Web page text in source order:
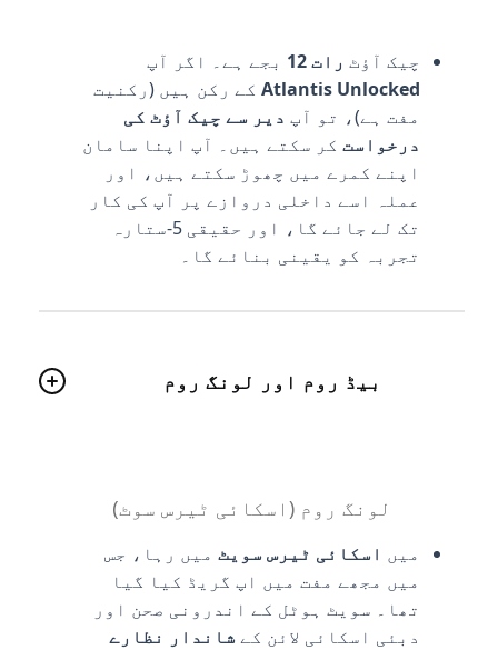
چیک آؤٹ رات 12
بجے ہے۔ اگر آپ
Atlantis Unlocked کے رکن ہیں (رکنیت
مفت ہے)، تو آپ دیر سے چیک آؤٹ کی
درخواست کر سکتے ہیں۔ آپ اپنا سامان
اپنے کمرے میں چھوڑ سکتے ہیں، اور
عملہ اسے داخلی دروازے پر آپ کی کار
تک لے جائے گا، اور حقیقی 5-ستارہ
تجربہ کو یقینی بنائے گا۔
بیڈ روم اور لونگ روم
لونگ روم (اسکائی ٹیرس سوٹ)
میں اسکائی ٹیرس سویٹ میں رہا، جس
میں مجھے مفت میں اپ گریڈ کیا گیا
تھا۔ سویٹ ہوٹل کے اندرونی صحن اور
دبئی اسکائی لائن کےشاندار نظارے